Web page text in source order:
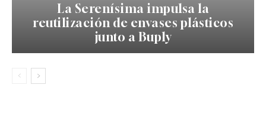
La Serenísima impulsa la
reutilización de envases plásticos
junto a Buply